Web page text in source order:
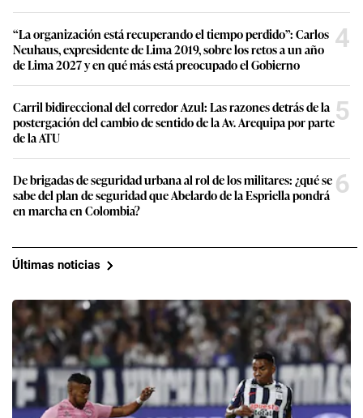
“La organización está recuperando el tiempo perdido”: Carlos
Neuhaus, expresidente de Lima 2019, sobre los retos a un año
de Lima 2027 y en qué más está preocupado el Gobierno
4
Carril bidireccional del corredor Azul: Las razones detrás de la
postergación del cambio de sentido de la Av. Arequipa por parte
de la ATU
5
De brigadas de seguridad urbana al rol de los militares: ¿qué se
sabe del plan de seguridad que Abelardo de la Espriella pondrá
en marcha en Colombia?
6
Últimas noticias